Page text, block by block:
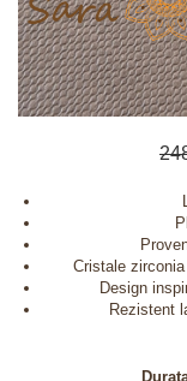
Cristale
Design
Rezistent